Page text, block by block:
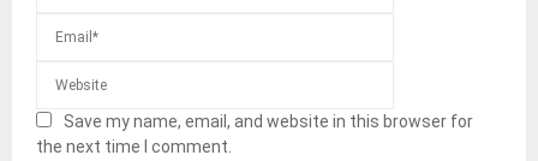
Save my name, email, and website in this browser for
the next time I comment.